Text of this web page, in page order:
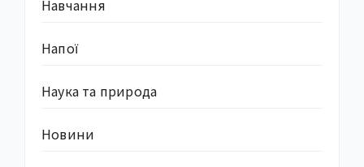
Навчання
Напої
Наука та природа
Новини